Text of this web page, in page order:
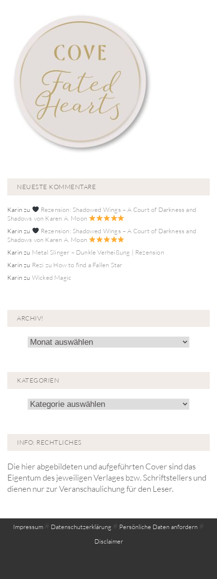
NEUESTE KOMMENTARE
Karinzu
Rezension: Shadowed Wings – A Court of Darkness and
Shadows von Karen A. Moon
Karinzu
Rezension: Shadowed Wings – A Court of Darkness and
Shadows von Karen A. Moon
Karinzu Metal Slinger – Dunkle Verheißung | Rezension
Karinzu Rezi zu How to find a Fallen Star
Karinzu Wicked Magic
ARCHIV!
Archiv!
KATEGORIEN
Kategorien
INFO: RECHTLICHES
Die hier abgebildeten und aufgeführten Cover sind das
Eigentum des jeweiligen Verlages bzw. Schriftstellers und
dienen nur zur Veranschaulichung für den Leser.
Impressum # Datenschutzerklärung # Persönliche Daten anfordern #
Disclaimer